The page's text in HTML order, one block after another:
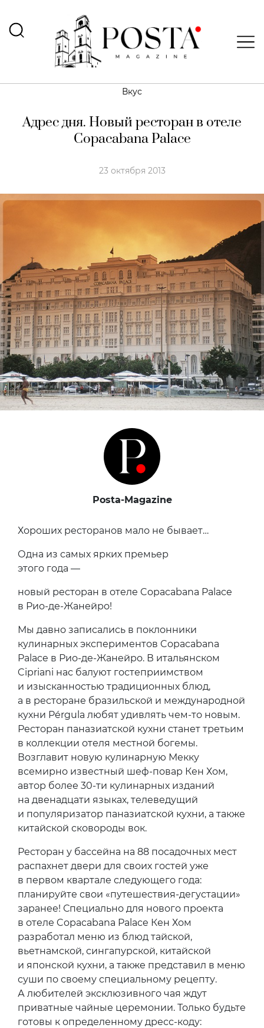
Вкус
Адрес дня. Новый ресторан в отеле
Copacabana Palace
23 октября 2013
Posta-Magazine
Хороших ресторанов мало не бывает…
Одна из самых ярких премьер
этого года —
новый ресторан в отеле Copacabana Palace
в Рио-де-Жанейро!
Мы давно записались в поклонники
кулинарных экспериментов Copacabana
Palace в Рио-де-Жанейро. В итальянском
Cipriani нас балуют гостеприимством
и изысканностью традиционных блюд,
а в ресторане бразильской и международной
кухни Pérgula любят удивлять чем-то новым.
Ресторан паназиатской кухни станет третьим
в коллекции отеля местной богемы.
Возглавит новую кулинарную Мекку
всемирно известный шеф-повар Кен Хом,
автор более 30-ти кулинарных изданий
на двенадцати языках, телеведущий
и популяризатор паназиатской кухни, а также
китайской сковороды вок.
Ресторан у бассейна на 88 посадочных мест
распахнет двери для своих гостей уже
в первом квартале следующего года:
планируйте свои «путешествия-дегустации»
заранее! Специально для нового проекта
в отеле Copacabana Palace Кен Хом
разработал меню из блюд тайской,
вьетнамской, сингапурской, китайской
и японской кухни, а также представил в меню
суши по своему специальному рецепту.
А любителей эксклюзивного чая ждут
приватные чайные церемонии. Только будьте
готовы к определенному дресс-коду: